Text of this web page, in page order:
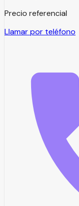
Precio referencial
Llamar por teléfono